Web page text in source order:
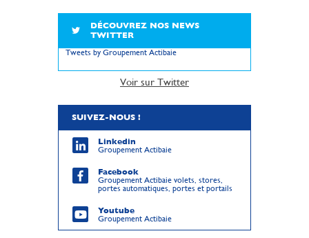
DÉCOUVREZ NOS NEWS
TWITTER
Tweets by Groupement Actibaie
Voir sur Twitter
SUIVEZ-NOUS !
Linkedin
Groupement Actibaie
Facebook
Groupement Actibaie volets, stores,
portes automatiques, portes et portails
Youtube
Groupement Actibaie